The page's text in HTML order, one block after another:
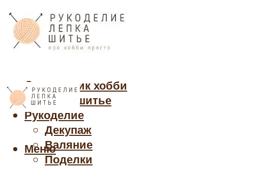
Cправочник хобби
Кройка и шитье
Рукоделие
Декупаж
Валяние
Поделки
Меню